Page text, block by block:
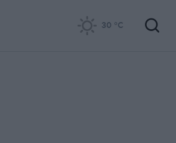
30 °C